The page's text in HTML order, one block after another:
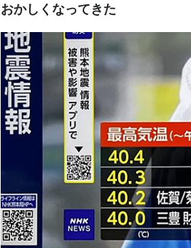
おかしくなってきた